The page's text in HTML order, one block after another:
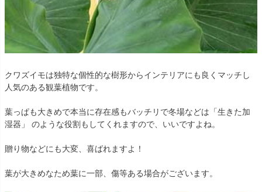
クワズイモは独特な個性的な樹形からインテリアにも良くマッチし
人気のある観葉植物です。
葉っぱも大きめで本当に存在感もバッチリで冬場などは「生きた加
湿器」 のような役割もしてくれますので、いいですよね。
贈り物などにも大変、喜ばれますよ！
葉が大きめなため葉に一部、傷等ある場合がございます。